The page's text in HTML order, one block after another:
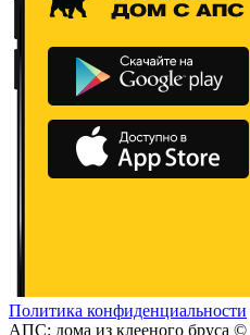
Политика конфиденциальности
АПС: дома из клееного бруса ©